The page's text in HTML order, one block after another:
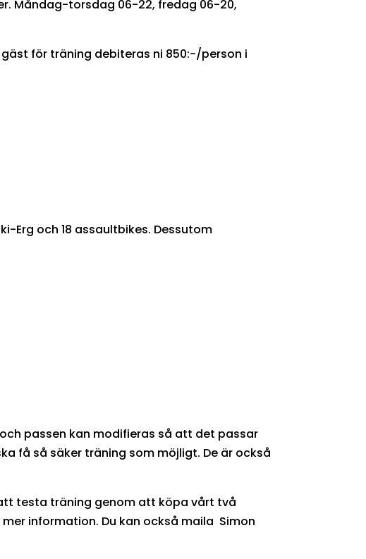
Måndag-torsdag 06-22, fredag 06-20,
för träning debiteras ni 850:-/person i
Erg och 18 assaultbikes. Dessutom
passen kan modifieras så att det passar
få så säker träning som möjligt. De är också
testa träning genom att köpa vårt två
information. Du kan också maila Simon